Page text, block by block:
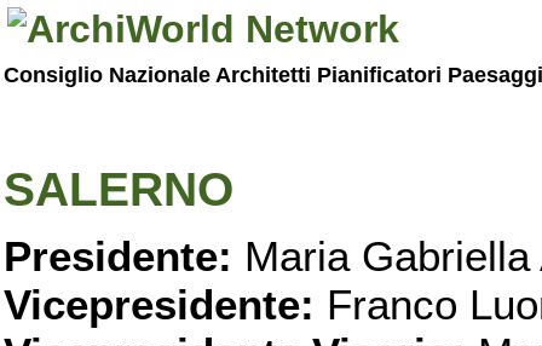
Consiglio Nazionale Architetti Pianificatori
SALERNO
Presidente: Maria Gabriella
Vicepresidente: Franco